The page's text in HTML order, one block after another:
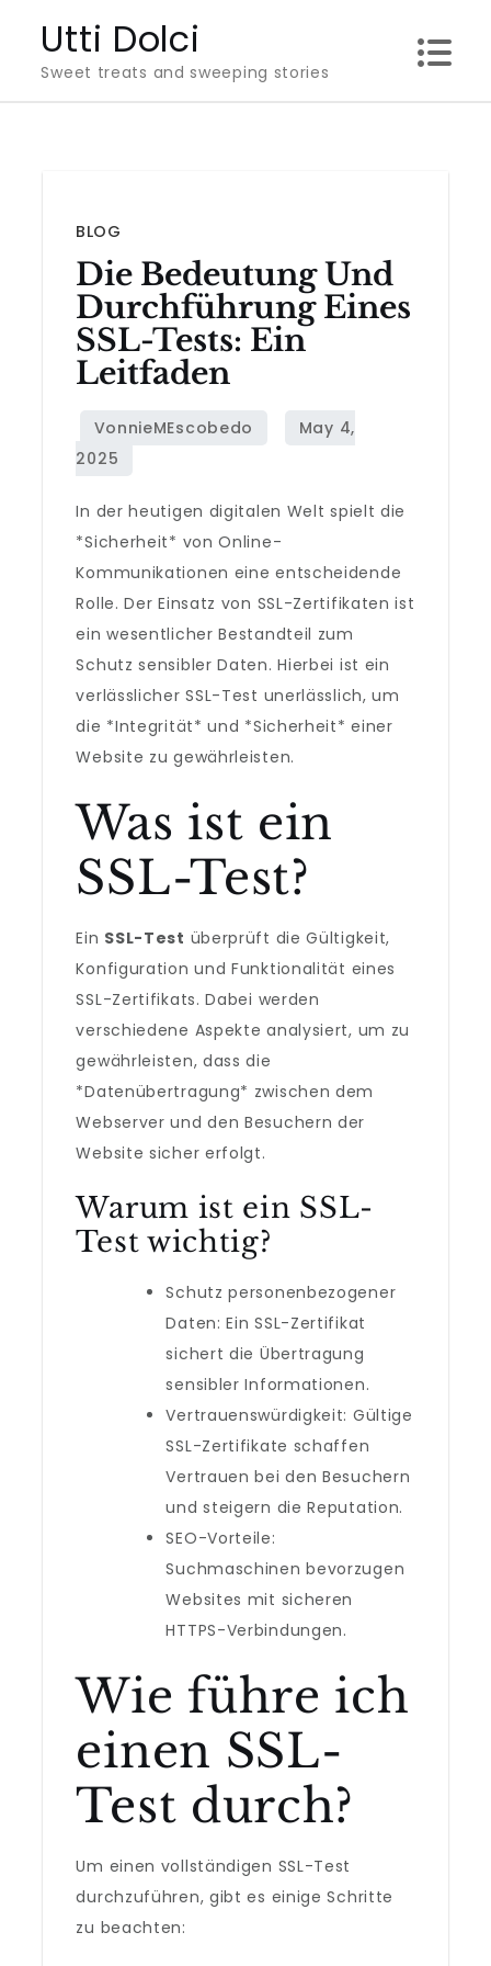
content
Utti Dolci
Sweet treats and sweeping stories
BLOG
Die Bedeutung Und
Durchführung Eines
SSL-Tests: Ein
Leitfaden
In der heutigen digitalen Welt spielt die
*Sicherheit* von Online-
Kommunikationen eine entscheidende
Rolle. Der Einsatz von SSL-Zertifikaten ist
ein wesentlicher Bestandteil zum
Schutz sensibler Daten. Hierbei ist ein
verlässlicher SSL-Test unerlässlich, um
die *Integrität* und *Sicherheit* einer
Website zu gewährleisten.
Was ist ein
SSL-Test?
Ein SSL-Test überprüft die Gültigkeit,
Konfiguration und Funktionalität eines
SSL-Zertifikats. Dabei werden
verschiedene Aspekte analysiert, um zu
gewährleisten, dass die
*Datenübertragung* zwischen dem
Webserver und den Besuchern der
Website sicher erfolgt.
Warum ist ein SSL-
Test wichtig?
Schutz personenbezogener
Daten: Ein SSL-Zertifikat
sichert die Übertragung
sensibler Informationen.
Vertrauenswürdigkeit: Gültige
SSL-Zertifikate schaffen
Vertrauen bei den Besuchern
und steigern die Reputation.
SEO-Vorteile:
Suchmaschinen bevorzugen
Websites mit sicheren
HTTPS-Verbindungen.
Wie führe ich
einen SSL-
Test durch?
Um einen vollständigen SSL-Test
durchzuführen, gibt es einige Schritte
zu beachten: